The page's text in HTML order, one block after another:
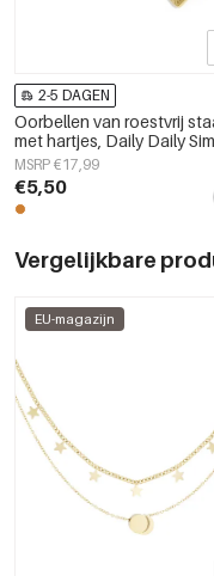
2-5 DAGEN
Oorbellen van roestvrij
met hartjes, Daily Daily
Series, damessieraden
MSRP €17,99
€5,50
Vergelijkbare
EU-magazijn